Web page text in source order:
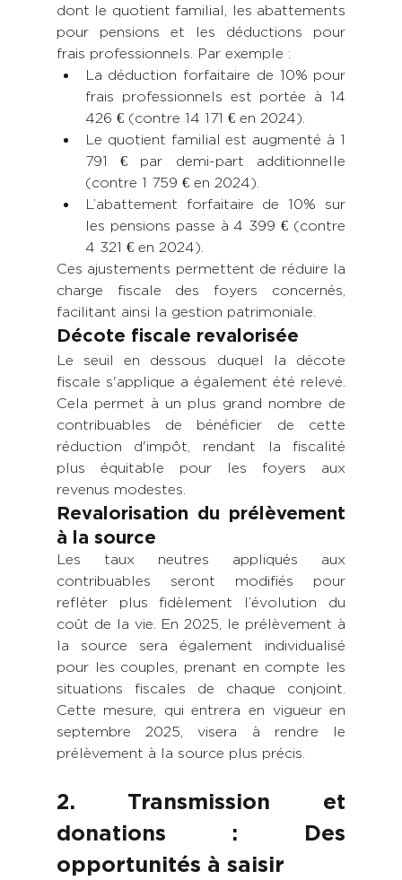
dont le quotient familial, les abattements
pour pensions et les déductions pour
frais professionnels. Par exemple :
La déduction forfaitaire de 10% pour
frais professionnels est portée à 14
426 € (contre 14 171 € en 2024).
Le quotient familial est augmenté à 1
791 € par demi-part additionnelle
(contre 1 759 € en 2024).
L’abattement forfaitaire de 10% sur
les pensions passe à 4 399 € (contre
4 321 € en 2024).
Ces ajustements permettent de réduire la
charge fiscale des foyers concernés,
facilitant ainsi la gestion patrimoniale.
Décote fiscale revalorisée
Le seuil en dessous duquel la décote
fiscale s'applique a également été relevé.
Cela permet à un plus grand nombre de
contribuables de bénéficier de cette
réduction d'impôt, rendant la fiscalité
plus équitable pour les foyers aux
revenus modestes.
Revalorisation du prélèvement
à la source
Les taux neutres appliqués aux
contribuables seront modifiés pour
refléter plus fidèlement l’évolution du
coût de la vie. En 2025, le prélèvement à
la source sera également individualisé
pour les couples, prenant en compte les
situations fiscales de chaque conjoint.
Cette mesure, qui entrera en vigueur en
septembre 2025, visera à rendre le
prélèvement à la source plus précis.
2. Transmission et
donations : Des
opportunités à saisir